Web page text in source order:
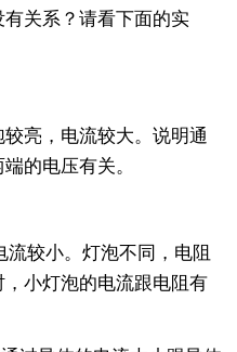
关系？请看下面的实
亮，电流较大。说明通
的电压有关。
流较小。灯泡不同，电阻
小灯泡的电流跟电阻有